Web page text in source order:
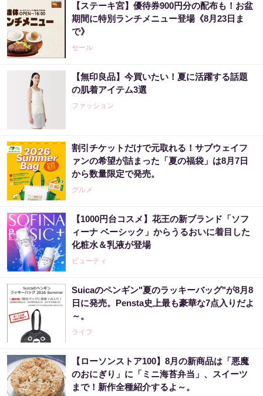
【ステーキ宮】優待券900円分の配布も！お盆
期間に特別ランチメニュー登場《8月23日ま
で》
セール
【無印良品】今買いたい！夏に活躍する話題
の肌着アイテム3選
ファッション
割引チケットだけで元取れる！サブウェイフ
ァンの希望が詰まった「夏の福袋」は8月7日
から数量限定で発売。
グルメ
【1000円台コスメ】花王の新ブランド「ソフ
ィーナ ベーシック」からうるおいに着目した
化粧水＆乳液が登場
ビューティ
Suicaのペンギン"夏のラッキーバッグ"が8月8
日に発売。Pensta史上最も豪華な7点入りだよ
～。
ライフ
【ローソンストア100】8月の新商品は「悪魔
のおにぎり」に「ミニ海苔弁当」、スイーツ
まで！新作全種紹介するよ～。